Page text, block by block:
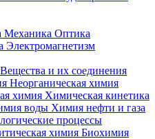
Механика Оптика
Электромагнетизм
Вещества и их соединения
Неорганическая химия
химия Химическая кинетика
воды Химия нефти и газа
процессы
химия Биохимия